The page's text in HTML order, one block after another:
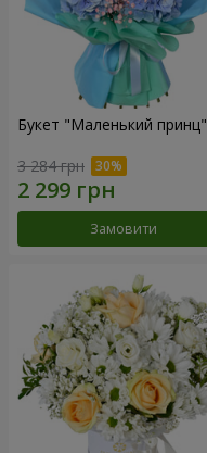
Букет "Маленький принц"
3 284 грн
Замовити